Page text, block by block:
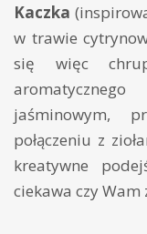
Kaczka
w trawie
się więc
jaśminowym,
połączeniu z
kreatywne
ciekawa czy Wam